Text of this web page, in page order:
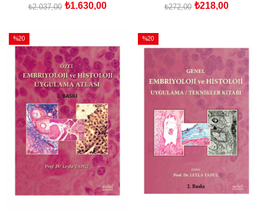
Biyoloji
₺1.630,00
₺2.037,00
Embriyoloji Terimleri
₺218,00
₺272,00
%20
İndirim
%20İndirim
%20
İndirim